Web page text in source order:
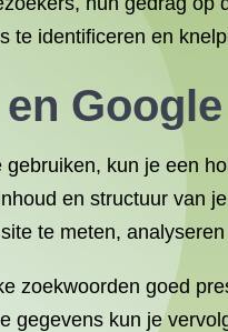
te identificeren en
kun je een
en structuur van
te meten,
zoekwoorden goed
gegevens kun je